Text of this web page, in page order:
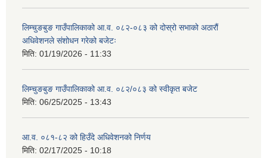
लिम्चुङबुङ गाउँपालिकाको आ.व. ०८२-०८३ को दोस्रो सभाको अठारौं
अधिवेशनले संशोधन गरेको बजेटः
मिति: 01/19/2026 - 11:33
लिम्चुङबुङ गाउँपालिकाको आ.व. ०८२/०८३ को स्वीकृत बजेट
मिति: 06/25/2025 - 13:43
आ.व. ०८१-८२ को हिउँदे अधिवेशनको निर्णय
मिति: 02/17/2025 - 10:18